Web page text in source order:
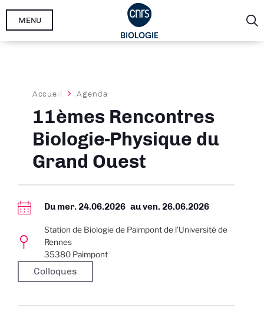
Aller
MENU
Fil
d'Ariane
Accueil Agenda
11èmes Rencontres
Biologie-Physique du
Grand Ouest
Du mer. 24.06.2026 auven. 26.06.2026
Station de Biologie de Paimpont de l’Université de
Rennes
35380 Paimpont
Colloques